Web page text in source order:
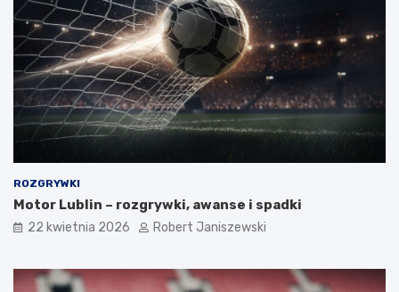
ROZGRYWKI
Motor Lublin – rozgrywki, awanse i spadki
22 kwietnia 2026 Robert Janiszewski